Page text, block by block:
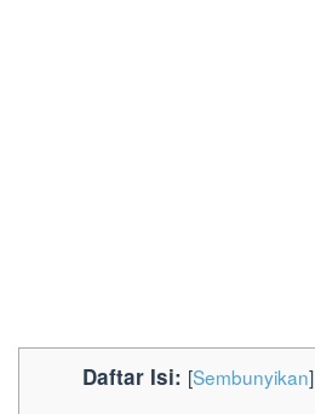
Daftar Isi: [Sembunyikan]